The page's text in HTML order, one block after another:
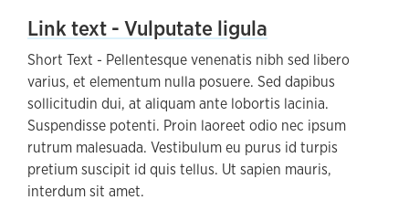
Link text - Vulputate ligula
Short Text - Pellentesque venenatis nibh sed libero
varius, et elementum nulla posuere. Sed dapibus
sollicitudin dui, at aliquam ante lobortis lacinia.
Suspendisse potenti. Proin laoreet odio nec ipsum
rutrum malesuada. Vestibulum eu purus id turpis
pretium suscipit id quis tellus. Ut sapien mauris,
interdum sit amet.